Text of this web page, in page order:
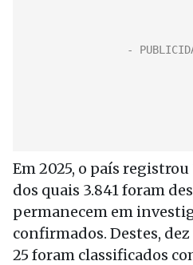
Em 2025, o país registrou
dos quais 3.841 foram
permanecem em
confirmados. Destes,
25 foram classificados